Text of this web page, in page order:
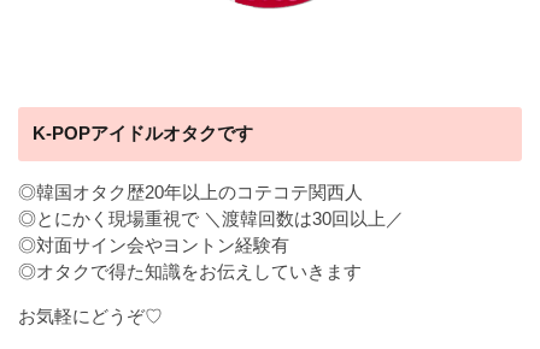
K-POPアイドルオタクです
◎韓国オタク歴20年以上のコテコテ関西人
◎とにかく現場重視で ＼渡韓回数は30回以上／
◎対面サイン会やヨントン経験有
◎オタクで得た知識をお伝えしていきます
お気軽にどうぞ♡